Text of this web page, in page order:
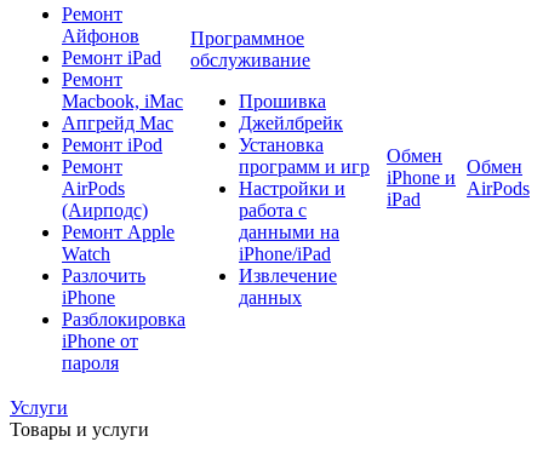
Ремонт
Айфонов
Ремонт iPad
Ремонт
Macbook, iMac
Апгрейд Mac
Ремонт iPod
Ремонт
AirPods
(Аирподс)
Ремонт Apple
Watch
Разлочить
iPhone
Разблокировка
iPhone от
пароля
Программное
обслуживание
Прошивка
Джейлбрейк
Установка
программ и игр
Настройки и
работа с
данными на
iPhone/iPad
Извлечение
данных
Обмен
iPhone и
iPad
Обмен
AirPods
Услуги
Товары и услуги